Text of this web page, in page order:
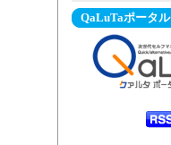
QaLuTaポータル